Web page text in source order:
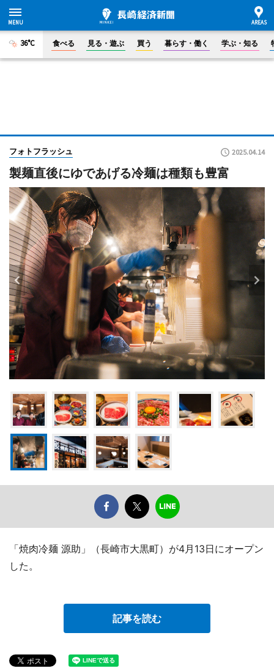
36°C 食べる 見る・遊ぶ 買う 暮らす・働く 学ぶ・知る
フォトフラッシュ 2025.04.14
製麺直後にゆであげる冷麺は種類も豊富
「焼肉冷麺 源助」（長崎市大黒町）が4月13日にオープン
した。
記事を読む